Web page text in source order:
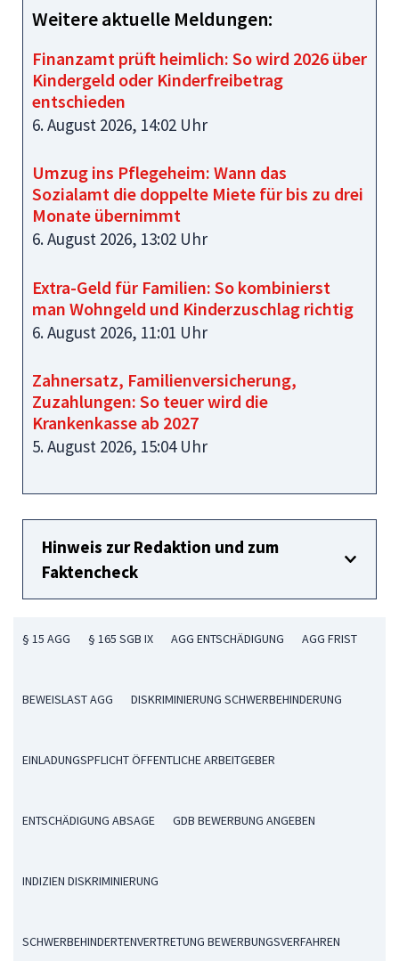
Weitere aktuelle Meldungen:
Finanzamt prüft heimlich: So wird 2026 über
Kindergeld oder Kinderfreibetrag
entschieden
6. August 2026, 14:02 Uhr
Umzug ins Pflegeheim: Wann das
Sozialamt die doppelte Miete für bis zu drei
Monate übernimmt
6. August 2026, 13:02 Uhr
Extra-Geld für Familien: So kombinierst
man Wohngeld und Kinderzuschlag richtig
6. August 2026, 11:01 Uhr
Zahnersatz, Familienversicherung,
Zuzahlungen: So teuer wird die
Krankenkasse ab 2027
5. August 2026, 15:04 Uhr
Hinweis zur Redaktion und zum
Faktencheck
§ 15 AGG § 165 SGB IX AGG ENTSCHÄDIGUNG AGG FRIST
BEWEISLAST AGG DISKRIMINIERUNG SCHWERBEHINDERUNG
EINLADUNGSPFLICHT ÖFFENTLICHE ARBEITGEBER
ENTSCHÄDIGUNG ABSAGE GDB BEWERBUNG ANGEBEN
INDIZIEN DISKRIMINIERUNG
SCHWERBEHINDERTENVERTRETUNG BEWERBUNGSVERFAHREN